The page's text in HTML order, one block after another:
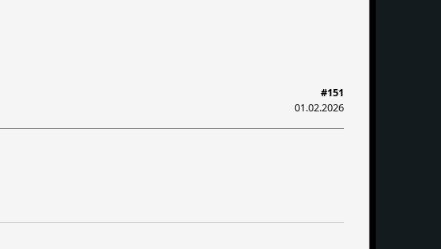
#151
01.02.2026